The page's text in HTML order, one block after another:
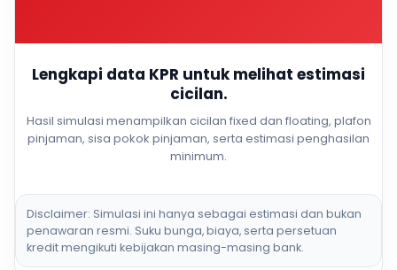
Lengkapi data KPR untuk melihat estimasi
cicilan.
Hasil simulasi menampilkan cicilan fixed dan floating, plafon
pinjaman, sisa pokok pinjaman, serta estimasi penghasilan
minimum.
Disclaimer: Simulasi ini hanya sebagai estimasi dan bukan
penawaran resmi. Suku bunga, biaya, serta persetuan
kredit mengikuti kebijakan masing-masing bank.